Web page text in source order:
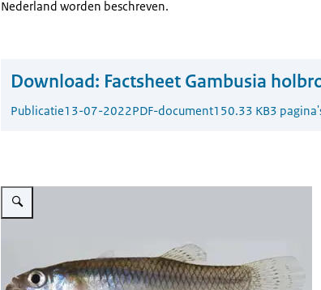
Nederland worden beschreven.
Download: Factsheet Gambusia
Publicatie13-07-2022PDF-document150.33 KB3
Vergroot afbeelding Gambusia holbrooki